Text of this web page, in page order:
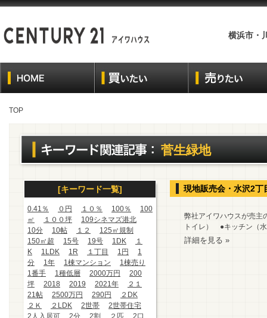
横浜市・
TOP
菅生緑地
[キーワード一覧]
0.41％ ０円 １０％ 100％
100
㎡
１００坪
109シネマズ港北
10分
10帖 １２
125㎡規制
150㎡超
15号 19号 1DK
１
K
1LDK 1R １丁目 1円
1
分
1年 1棟マンション
1棟売り
1番手
1種低層 2000万円
200
坪
2018 2019 2021年
２１
21帖
2500万円 290円
２DK
２Ｋ
２LDK 2世帯
2世帯住宅
2人入居可
2分 2割 ２匹
2口
現地販売会・水沢2丁
弊社アイワハウスが売
トイレ） ●キッチン（
詳細を見る »